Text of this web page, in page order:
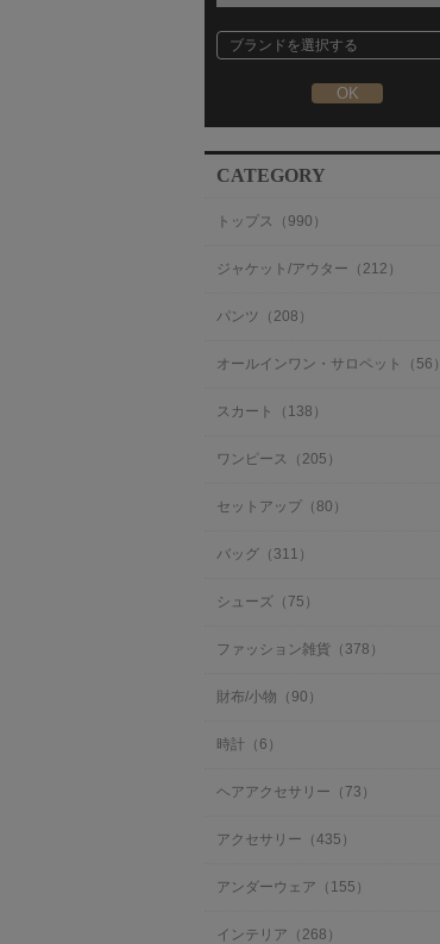
ブランドを選択する
CATEGORY
トップス（990）
ジャケット/アウター（212）
パンツ（208）
オールインワン・サロペット（56）
スカート（138）
ワンピース（205）
セットアップ（80）
バッグ（311）
シューズ（75）
ファッション雑貨（378）
財布/小物（90）
時計（6）
ヘアアクセサリー（73）
アクセサリー（435）
アンダーウェア（155）
インテリア（268）